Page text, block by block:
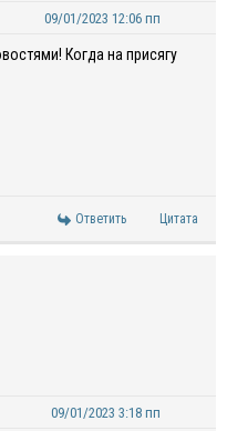
09/01/2023 12:06 пп
Когда на присягу
Ответить Цитата
09/01/2023 3:18 пп